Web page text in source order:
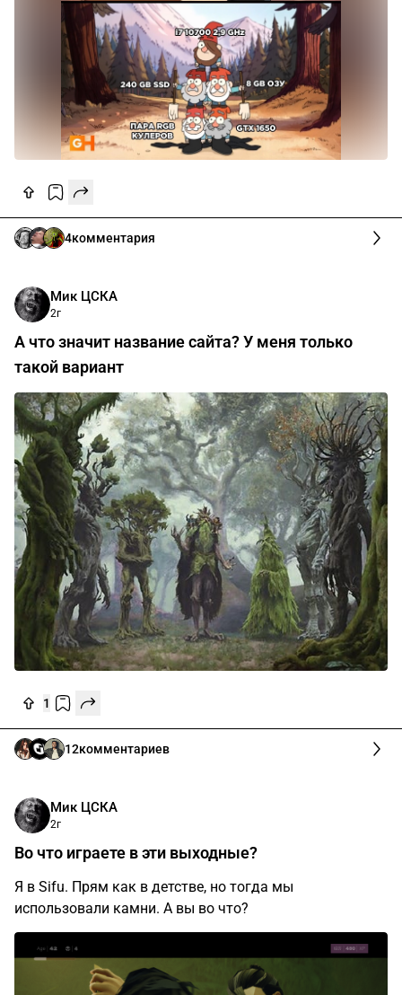
4комментария
Мик ЦСКА
2г
А что значит название сайта? У меня только
такой вариант
1
12комментариев
Мик ЦСКА
2г
Во что играете в эти выходные?
Я в Sifu. Прям как в детстве, но тогда мы
использовали камни. А вы во что?